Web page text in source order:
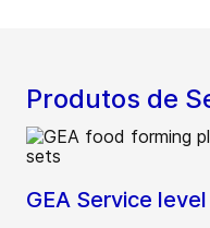
Produtos de
GEA Service